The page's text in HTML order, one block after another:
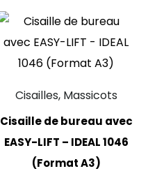
Cisailles, Massicots
Cisaille de bureau avec
EASY-LIFT – IDEAL 1046
(Format A3)